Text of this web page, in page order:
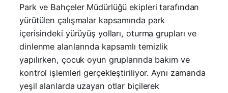
Park ve Bahçeler Müdürlüğü ekipleri tarafından
yürütülen çalışmalar kapsamında park
içerisindeki yürüyüş yolları, oturma grupları ve
dinlenme alanlarında kapsamlı temizlik
yapılırken, çocuk oyun gruplarında bakım ve
kontrol işlemleri gerçekleştiriliyor. Aynı zamanda
yeşil alanlarda uzayan otlar biçilerek